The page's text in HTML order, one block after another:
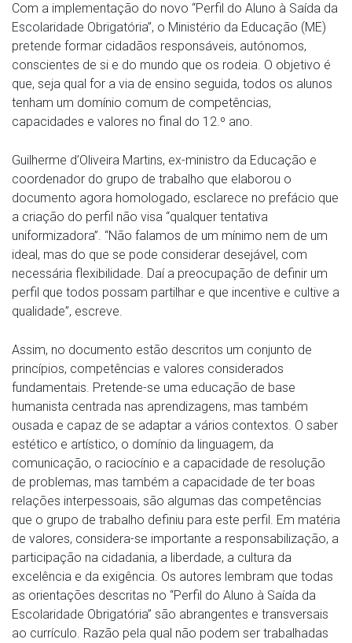
Com a implementação do novo “Perfil do Aluno à Saída da
Escolaridade Obrigatória”, o Ministério da Educação (ME)
pretende formar cidadãos responsáveis, autónomos,
conscientes de si e do mundo que os rodeia. O objetivo é
que, seja qual for a via de ensino seguida, todos os alunos
tenham um domínio comum de competências,
capacidades e valores no final do 12.º ano.
Guilherme d’Oliveira Martins, ex-ministro da Educação e
coordenador do grupo de trabalho que elaborou o
documento agora homologado, esclarece no prefácio que
a criação do perfil não visa “qualquer tentativa
uniformizadora”. “Não falamos de um mínimo nem de um
ideal, mas do que se pode considerar desejável, com
necessária flexibilidade. Daí a preocupação de definir um
perfil que todos possam partilhar e que incentive e cultive a
qualidade”, escreve.
Assim, no documento estão descritos um conjunto de
princípios, competências e valores considerados
fundamentais. Pretende-se uma educação de base
humanista centrada nas aprendizagens, mas também
ousada e capaz de se adaptar a vários contextos. O saber
estético e artístico, o domínio da linguagem, da
comunicação, o raciocínio e a capacidade de resolução
de problemas, mas também a capacidade de ter boas
relações interpessoais, são algumas das competências
que o grupo de trabalho definiu para este perfil. Em matéria
de valores, considera-se importante a responsabilização, a
participação na cidadania, a liberdade, a cultura da
excelência e da exigência. Os autores lembram que todas
as orientações descritas no “Perfil do Aluno à Saída da
Escolaridade Obrigatória” são abrangentes e transversais
ao currículo. Razão pela qual não podem ser trabalhadas